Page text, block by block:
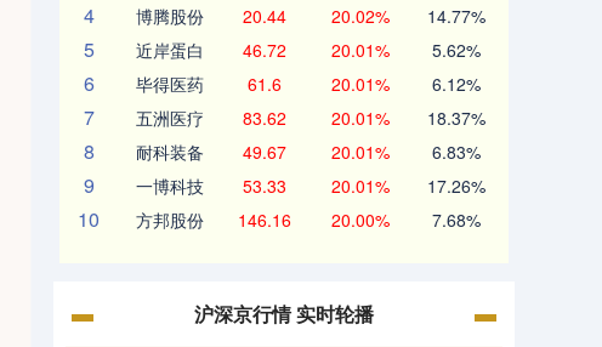
4 博腾股份 20.44 20.02% 14.77%
5 近岸蛋白 46.72 20.01% 5.62%
6 毕得医药 61.6 20.01% 6.12%
7 五洲医疗 83.62 20.01% 18.37%
8 耐科装备 49.67 20.01% 6.83%
9 一博科技 53.33 20.01% 17.26%
10 方邦股份 146.16 20.00% 7.68%
沪深京行情 实时轮播